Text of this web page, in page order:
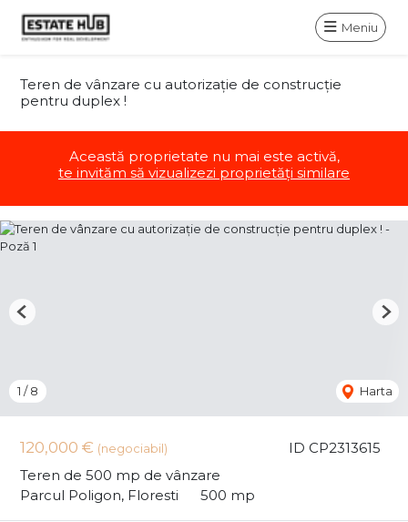
Meniu
Teren de vânzare cu autorizație de construcție
pentru duplex !
Această proprietate nu mai este activă,
te invităm să vizualizezi proprietăți similare
ID CP2313615
120,000 € (negociabil)
Teren de 500 mp de vânzare
Parcul Poligon, Floresti
500 mp
1 /8 Harta
Previous